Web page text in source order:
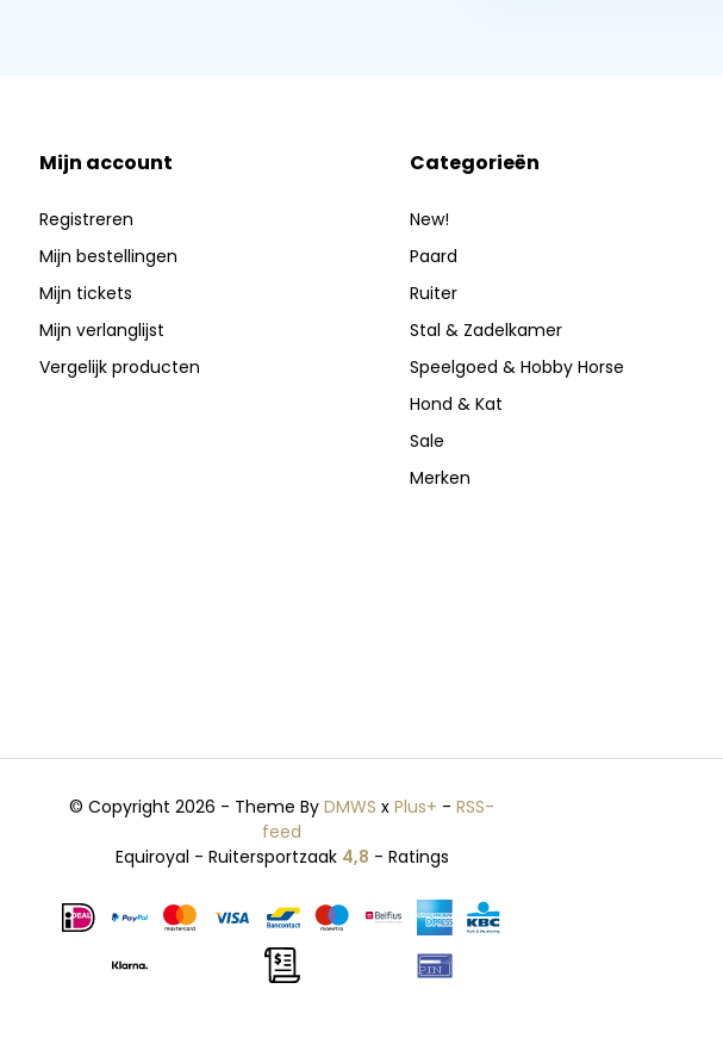
Mijn account
Registreren
Mijn bestellingen
Mijn tickets
Mijn verlanglijst
Vergelijk producten
Categorieën
New!
Paard
Ruiter
Stal & Zadelkamer
Speelgoed & Hobby Horse
Hond & Kat
Sale
Merken
© Copyright 2026 - Theme ByDMWS xPlus+ -RSS-
feed
Equiroyal - Ruitersportzaak 4,8 - Ratings